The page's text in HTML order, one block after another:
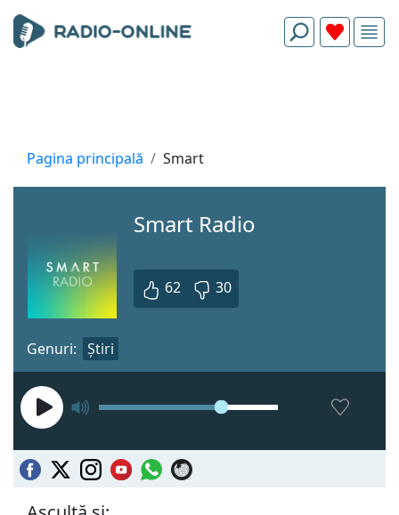
Pagina principală Smart
Smart Radio
62 30
Genuri: Știri